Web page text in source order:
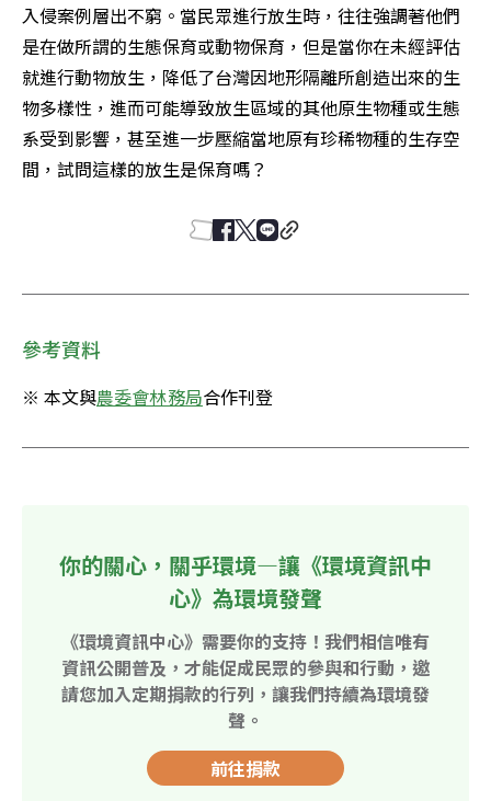
入侵案例層出不窮。當民眾進行放生時，往往強調著他們
是在做所謂的生態保育或動物保育，但是當你在未經評估
就進行動物放生，降低了台灣因地形隔離所創造出來的生
物多樣性，進而可能導致放生區域的其他原生物種或生態
系受到影響，甚至進一步壓縮當地原有珍稀物種的生存空
間，試問這樣的放生是保育嗎？
參考資料
※ 本文與農委會林務局合作刊登
你的關心，關乎環境—讓《環境資訊中
心》為環境發聲
《環境資訊中心》需要你的支持！我們相信唯有
資訊公開普及，才能促成民眾的參與和行動，邀
請您加入定期捐款的行列，讓我們持續為環境發
聲。
前往捐款